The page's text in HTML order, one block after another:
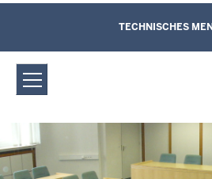
Landgericht Essen:
Direkt zum Inhalt
Leichte Sprache,
und Kontaktformular
TECHNISCHES